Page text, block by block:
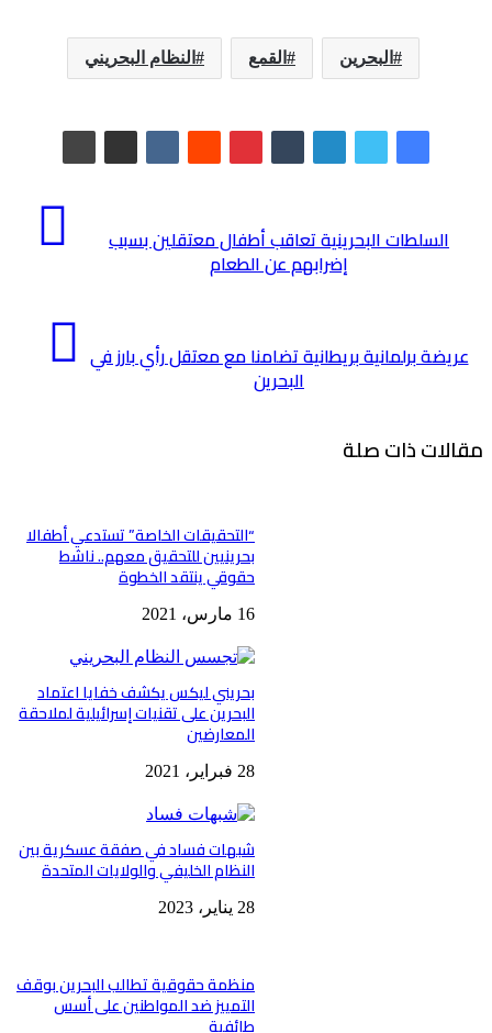
البحرين القمع النظام البحريني
السلطات البحرينية تعاقب أطفال معتقلين بسبب
إضرابهم عن الطعام
عريضة برلمانية بريطانية تضامنا مع معتقل رأي بارز في
البحرين
مقالات ذات صلة
“التحقيقات الخاصة” تستدعي أطفالا
بحرينيين للتحقيق معهم.. ناشط
حقوقي ينتقد الخطوة
16 مارس، 2021
بحريني ليكس يكشف خفايا اعتماد
البحرين على تقنيات إسرائيلية لملاحقة
المعارضين
28 فبراير، 2021
شبهات فساد في صفقة عسكرية بين
النظام الخليفي والولايات المتحدة
28 يناير، 2023
منظمة حقوقية تطالب البحرين بوقف
التمييز ضد المواطنين على أسس
طائفية